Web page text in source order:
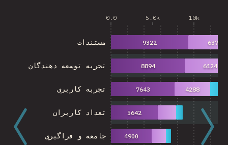
0.0 5.0k 10k
جامعه و فراگیری
تعداد کاربران
تجربه کاربری
تجربه توسعه دهندگان
مستندات
4900
5642
7643
8894
9322
4288
6124
6372